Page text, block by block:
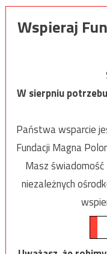
Wspieraj
W sierpniu
Państwa wsparcie
Fundacji Magna
Masz
niezależnych